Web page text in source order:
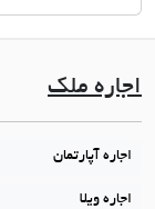
اجاره ملک
اجاره آپارتمان
اجاره ویلا